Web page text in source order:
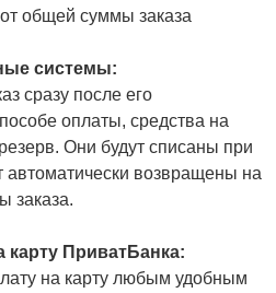
общей суммы заказа
системы:
сразу после его
оплаты, средства на
Они будут списаны при
автоматически возвращены на
заказа.
карту ПриватБанка:
на карту любым удобным